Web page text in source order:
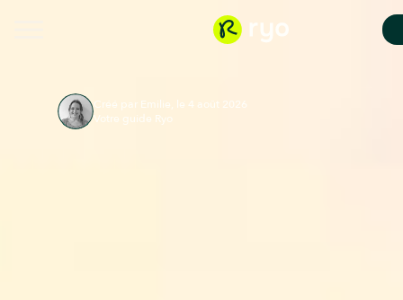
Créé par Emilie, le 4 août 2026
Votre guide Ryo